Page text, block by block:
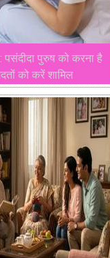
पुरुष को करना है
को करें शामिल